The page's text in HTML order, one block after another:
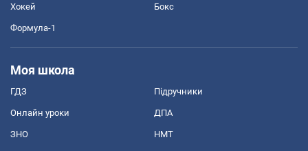
Хокей Бокс
Формула-1
Моя школа
ГДЗ Підручники
Онлайн уроки ДПА
ЗНО НМТ